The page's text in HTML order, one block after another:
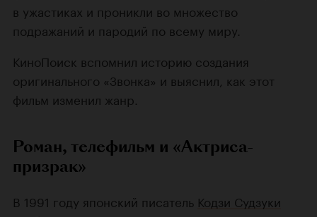
в ужастиках и проникли во множество
подражаний и пародий по всему миру.
КиноПоиск вспомнил историю создания
оригинального «Звонка» и выяснил, как этот
фильм изменил жанр.
Роман, телефильм и «Актриса-
призрак»
В 1991 году японский писатель Кодзи Судзуки